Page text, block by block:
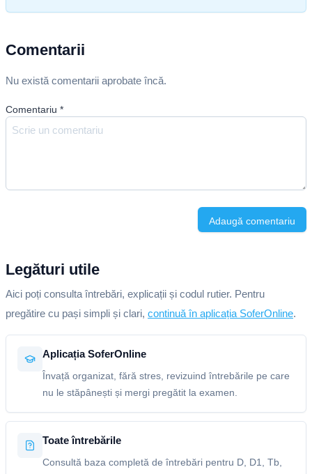
Comentarii
Nu există comentarii aprobate încă.
Comentariu *
Adaugă comentariu
Legături utile
Aici poți consulta întrebări, explicații și codul rutier. Pentru
pregătire cu pași simpli și clari, continuă în aplicația SoferOnline.
Aplicația SoferOnline
Învață organizat, fără stres, revizuind întrebările pe care
nu le stăpânești și mergi pregătit la examen.
Toate întrebările
Consultă baza completă de întrebări pentru D, D1, Tb,